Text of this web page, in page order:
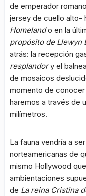
de emperador
jersey de cuello alto-
Homelando en la
propósito de Llewyn
atrás: la recepción
resplandory el
de mosaicos
momento de
haremos a través de
milímetros.
La fauna vendría a
norteamericanas de
mismo Hollywood
ambientaciones
de La reina Cristina